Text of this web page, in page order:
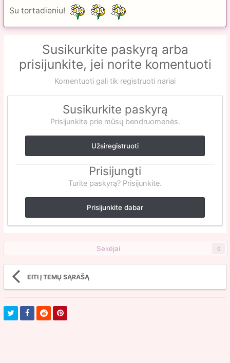
Su tortadieniu!
Susikurkite paskyrą arba
prisijunkite, jei norite komentuoti
Komentuoti gali tik registruoti nariai
Susikurkite paskyrą
Prisijunkite prie mūsų bendruomenės.
Užsiregistruoti
Prisijungti
Turite paskyrą? Prisijunkite.
Prisijunkite dabar
Sekėjai 0
EITI Į TEMŲ SĄRAŠĄ